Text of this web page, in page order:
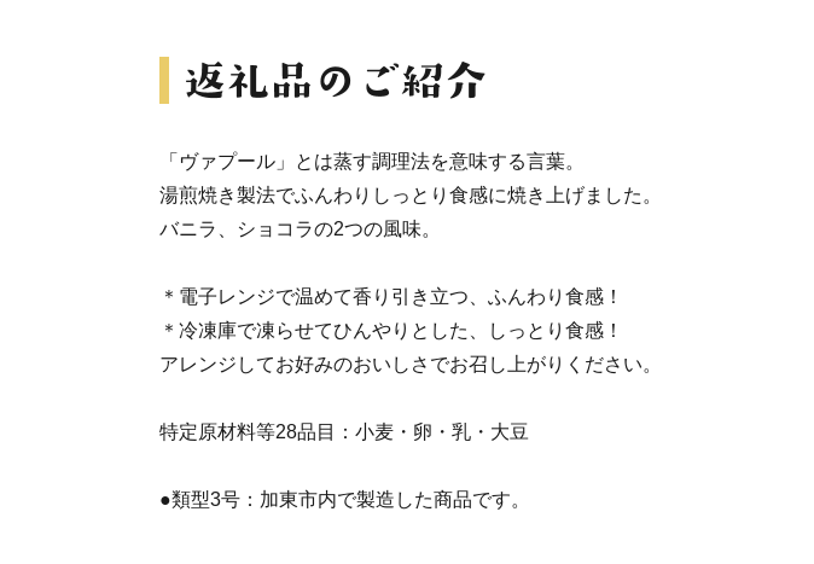
「ヴァプール」とは蒸す調理法を意味する言葉。
湯煎焼き製法でふんわりしっとり食感に焼き上げました。
バニラ、ショコラの2つの風味。
＊電子レンジで温めて香り引き立つ、ふんわり食感！
＊冷凍庫で凍らせてひんやりとした、しっとり食感！
アレンジしてお好みのおいしさでお召し上がりください。
特定原材料等28品目：小麦・卵・乳・大豆
●類型3号：加東市内で製造した商品です。